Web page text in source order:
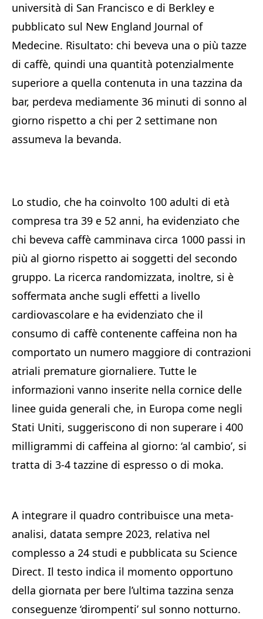
università di San Francisco e di Berkley e
pubblicato sul New England Journal of
Medecine. Risultato: chi beveva una o più tazze
di caffè, quindi una quantità potenzialmente
superiore a quella contenuta in una tazzina da
bar, perdeva mediamente 36 minuti di sonno al
giorno rispetto a chi per 2 settimane non
assumeva la bevanda.
Lo studio, che ha coinvolto 100 adulti di età
compresa tra 39 e 52 anni, ha evidenziato che
chi beveva caffè camminava circa 1000 passi in
più al giorno rispetto ai soggetti del secondo
gruppo. La ricerca randomizzata, inoltre, si è
soffermata anche sugli effetti a livello
cardiovascolare e ha evidenziato che il
consumo di caffè contenente caffeina non ha
comportato un numero maggiore di contrazioni
atriali premature giornaliere. Tutte le
informazioni vanno inserite nella cornice delle
linee guida generali che, in Europa come negli
Stati Uniti, suggeriscono di non superare i 400
milligrammi di caffeina al giorno: ‘al cambio’, si
tratta di 3-4 tazzine di espresso o di moka.
A integrare il quadro contribuisce una meta-
analisi, datata sempre 2023, relativa nel
complesso a 24 studi e pubblicata su Science
Direct. Il testo indica il momento opportuno
della giornata per bere l’ultima tazzina senza
conseguenze ‘dirompenti’ sul sonno notturno.